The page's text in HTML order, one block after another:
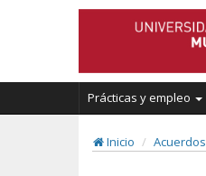
Prácticas y empleo
Inicio